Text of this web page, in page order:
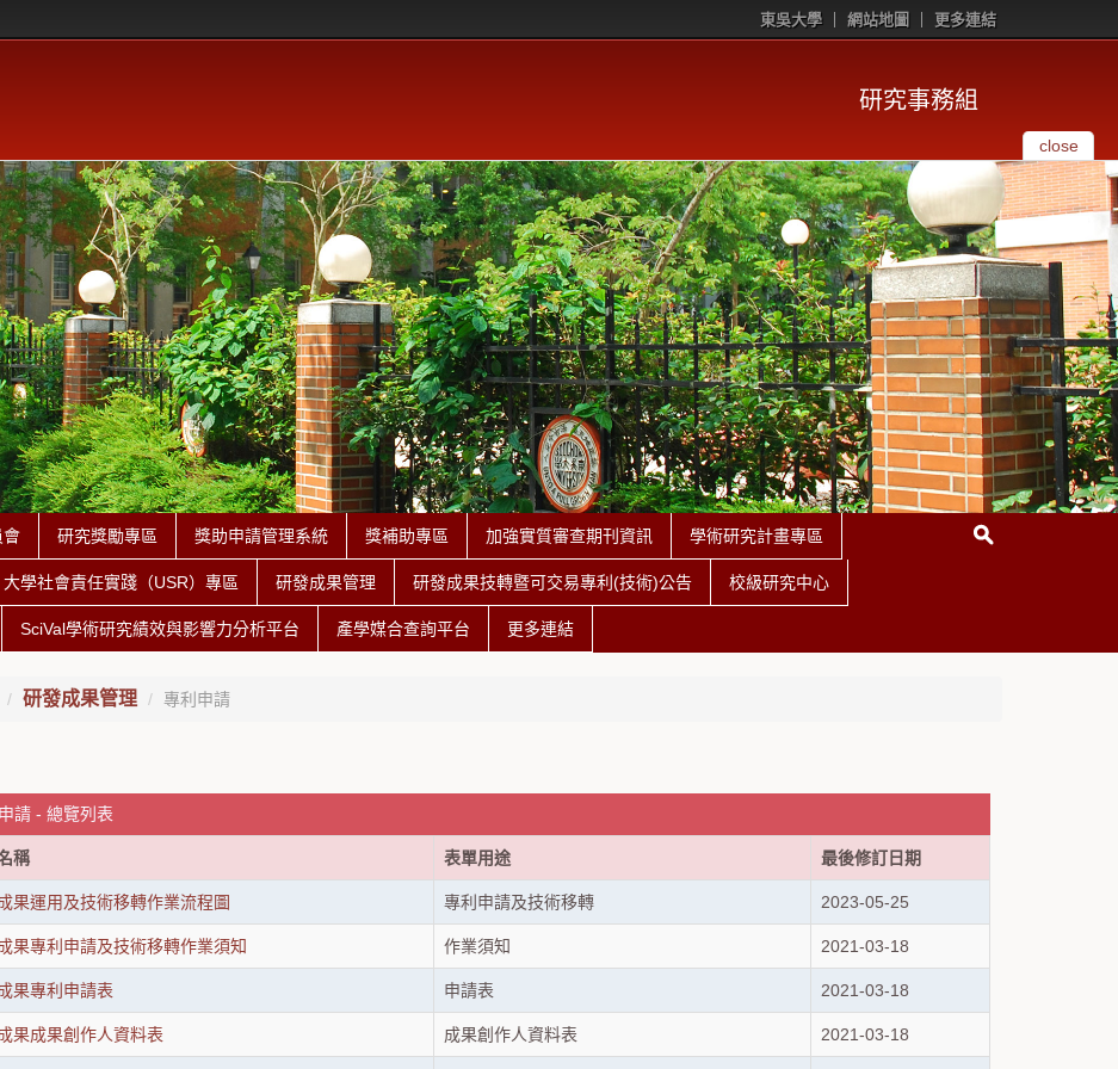
東吳大學 網站地圖 更多連結
研究事務組
close
會 研究獎勵專區 獎助申請管理系統 獎補助專區 加強實質審查期刊資訊 學術研究計畫專區
大學社會責任實踐（USR）專區 研發成果管理 研發成果技轉暨可交易專利(技術)公告 校級研究中心
SciVal學術研究績效與影響力分析平台 產學媒合查詢平台 更多連結
研發成果管理 專利申請
請 - 總覽列表
稱 表單用途 最後修訂日期
果運用及技術移轉作業流程圖 專利申請及技術移轉 2023-05-25
果專利申請及技術移轉作業須知 作業須知 2021-03-18
果專利申請表 申請表 2021-03-18
果成果創作人資料表 成果創作人資料表 2021-03-18